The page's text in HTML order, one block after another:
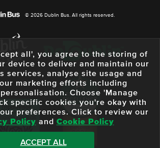
© 2026 Dublin Bus. All rights reserved.
all', you agree to the storing of
device to deliver and maintain our
services, analyse site usage and
marketing efforts including
Choose 'Manage
specific cookies you're okay with
preferences. Click to review our
Policy and Cookie Policy
ACCEPT ALL